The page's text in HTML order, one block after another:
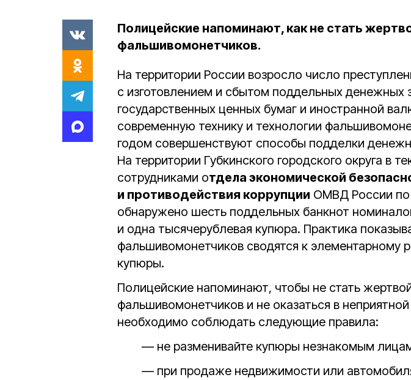
Полицейские напоминают, как не стать
фальшивомонетчиков.
На территории России возросло число
с изготовлением и сбытом поддельных денежных
государственных ценных бумаг и иностранной
современную технику и технологии
годом совершенствуют способы подделки
На территории Губкинского городского округа в
сотрудниками отдела экономической
и противодействия коррупции ОМВД России по
обнаружено шесть поддельных банкнот
и одна тысячерублевая купюра. Практика
фальшивомонетчиков сводятся к элементарному
купюры.
Полицейские напоминают, чтобы не стать
фальшивомонетчиков и не оказаться в
необходимо соблюдать следующие правила:
— не разменивайте купюры незнакомым
— при продаже недвижимости или